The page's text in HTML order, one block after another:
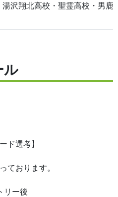
沢翔北高校・聖霊高校・男鹿
ル
ド選考】
ております。
リー後